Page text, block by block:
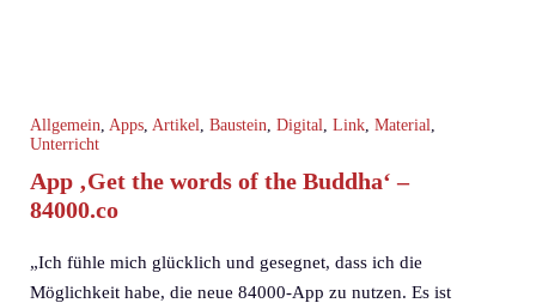
Allgemein Apps Artikel Baustein Digital Link Material
Unterricht
App ‚Get the words of the Buddha‘ –
84000.co
„Ich fühle mich glücklich und gesegnet, dass ich die
Möglichkeit habe, die neue 84000-App zu nutzen. Es ist